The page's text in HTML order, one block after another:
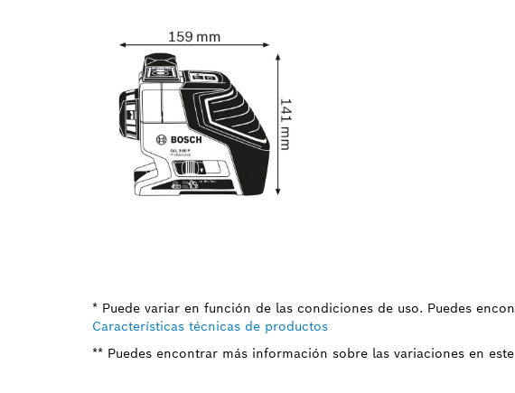
* Puede variar en función de las condiciones de uso. Puedes
Características técnicas de productos
** Puedes encontrar más información sobre las variaciones en